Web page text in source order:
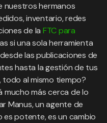
nuestros hermanos
inventario, redes
de la FTC para
si una sola herramienta
las publicaciones de
hasta la gestión de tus
al mismo tiempo?
mucho más cerca de lo
Manus, un agente de
es potente, es un cambio